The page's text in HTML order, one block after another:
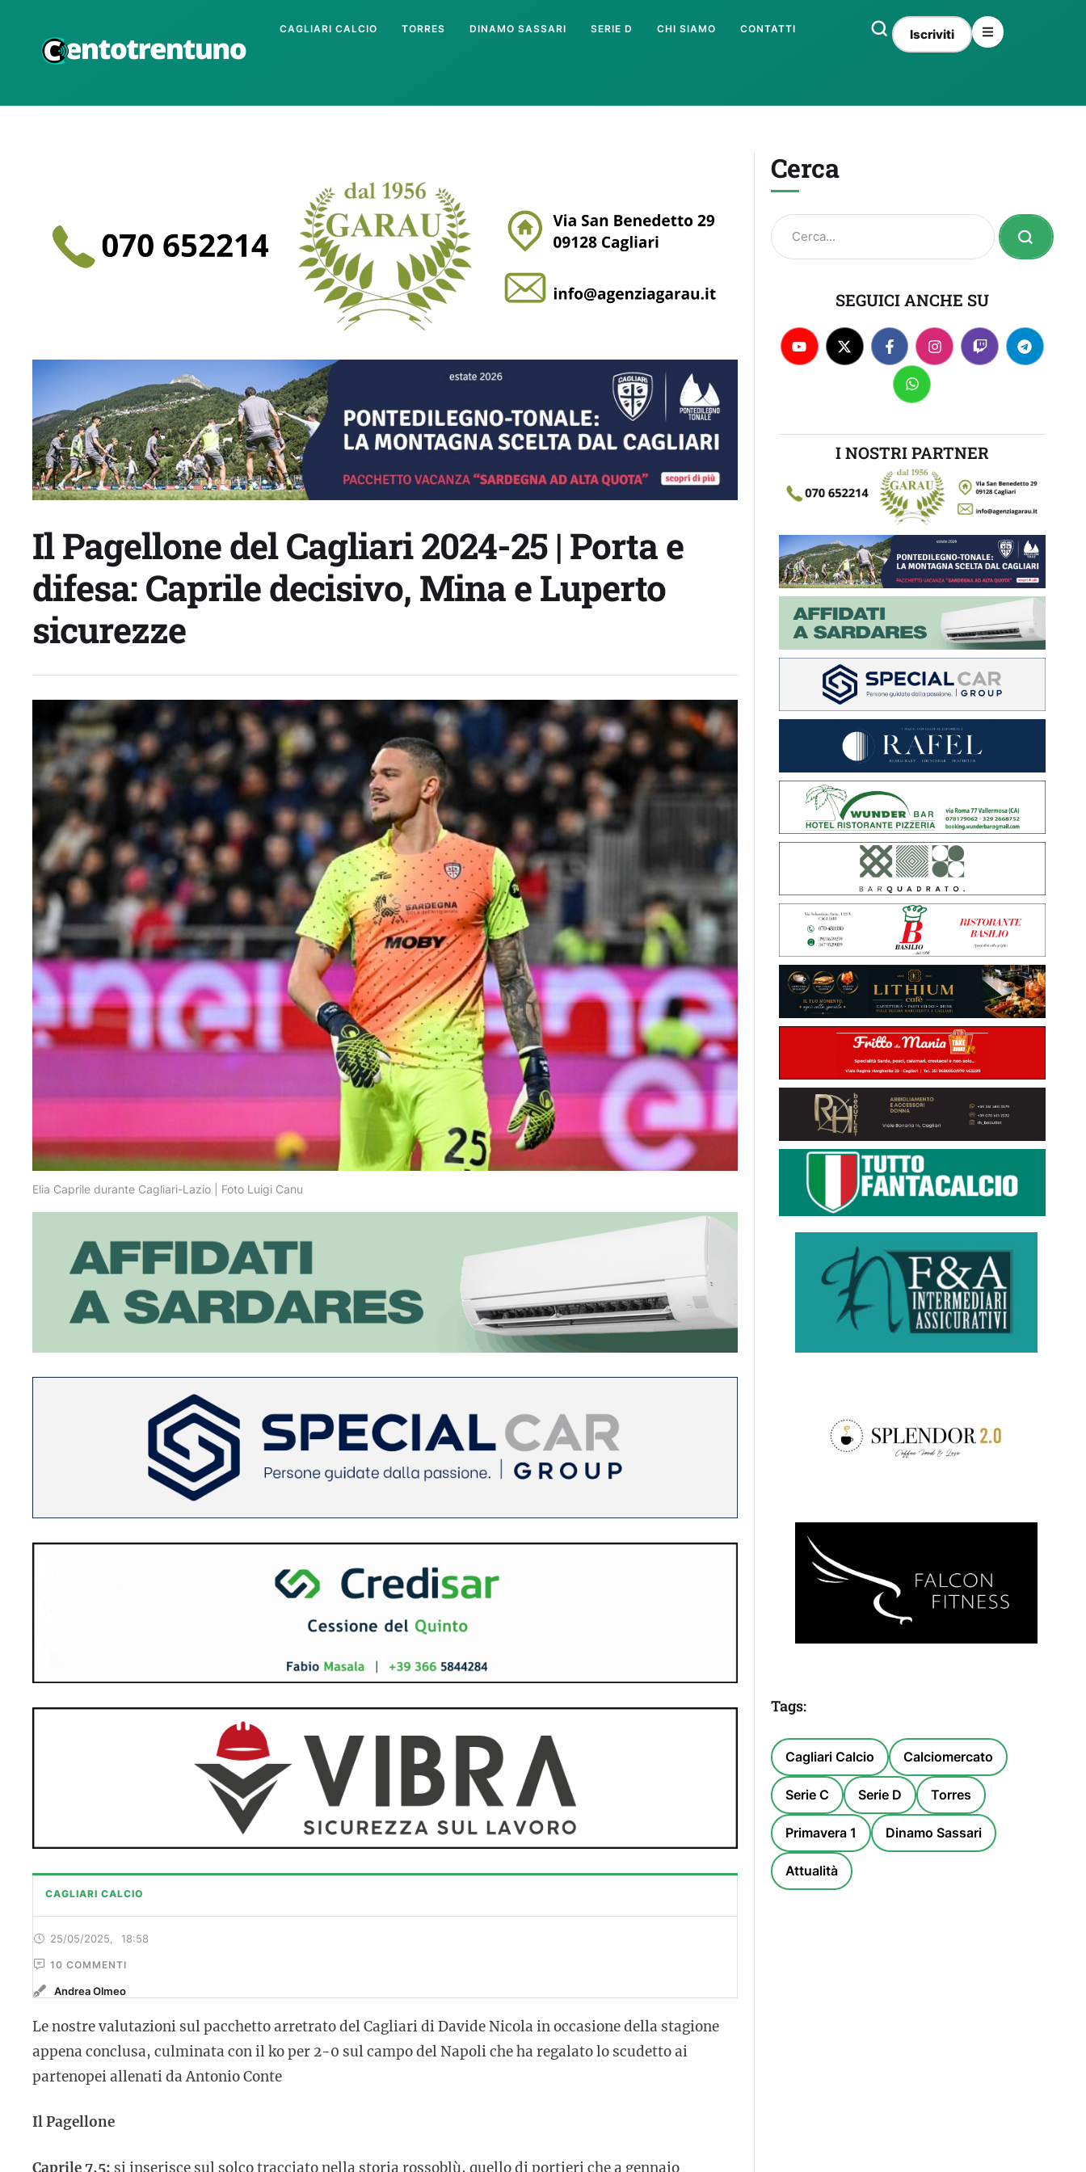
CAGLIARI CALCIO TORRES DINAMO SASSARI SERIE D CHI SIAMO CONTATTI Iscriviti
Il Pagellone del Cagliari 2024-25 | Porta e
difesa: Caprile decisivo, Mina e Luperto
sicurezze
Elia Caprile durante Cagliari-Lazio | Foto Luigi Canu
CAGLIARI CALCIO
25/05/2025 18:58
10 COMMENTI
Andrea Olmeo
Le nostre valutazioni sul pacchetto arretrato del Cagliari di Davide Nicola in occasione della stagione
appena conclusa, culminata con il ko per 2-0 sul campo del Napoli che ha regalato lo scudetto ai
partenopei allenati da Antonio Conte
Il Pagellone
Caprile 7,5: si inserisce sul solco tracciato nella storia rossoblù, quello di portieri che a gennaio
Cerca
SEGUICI ANCHE SU
I NOSTRI PARTNER
Tags:
Cagliari Calcio Calciomercato
Serie C Serie D Torres
Primavera 1 Dinamo Sassari
Attualità